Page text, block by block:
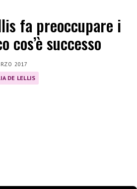
fa preoccupare i
cos’è successo
2017
DE LELLIS